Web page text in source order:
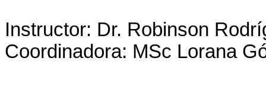
Instructor: Dr. Robinson
Coordinadora: MSc Lorana